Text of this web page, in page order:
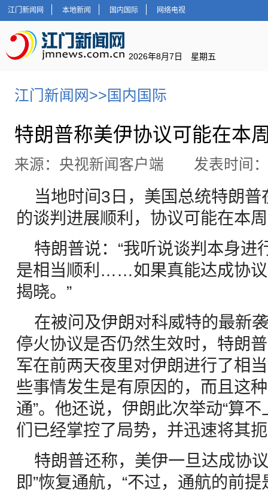
江门新闻网 本地新闻 国内国际 网络电视
2026年8月7日 星期五
江门新闻网 >> 国内国际
特朗普称美伊协议可能在本
来源：央视新闻客户端 发表时
当地时间3日，美国总统特朗
的谈判进展顺利，协议可能在本
特朗普说：“我听说谈判本身进
是相当顺利……如果真能达成协
揭晓。”
在被问及伊朗对科威特的最新
停火协议是否仍然生效时，特朗
军在前两天夜里对伊朗进行了相
些事情发生是有原因的，而且这
通”。他还说，伊朗此次举动“算不
们已经掌控了局势，并迅速将其
特朗普还称，美伊一旦达成协
即”恢复通航，“不过，通航的前